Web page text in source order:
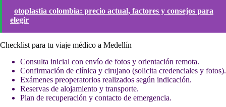
otoplastia colombia: precio actual, factores y consejos para
elegir
Checklist para tu viaje médico a Medellín
Consulta inicial con envío de fotos y orientación remota.
Confirmación de clínica y cirujano (solicita credenciales y fotos).
Exámenes preoperatorios realizados según indicación.
Reservas de alojamiento y transporte.
Plan de recuperación y contacto de emergencia.